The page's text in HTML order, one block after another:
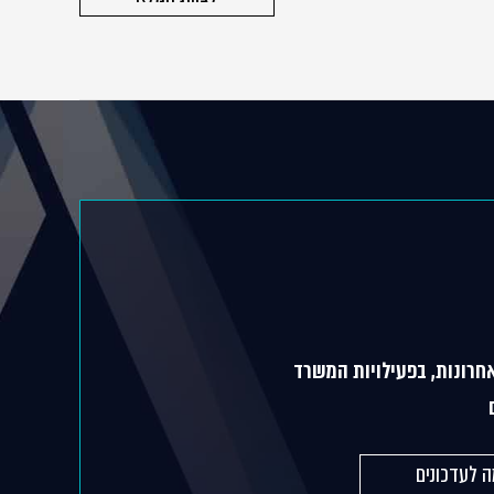
בפעילויות המשרד
לעדכונים